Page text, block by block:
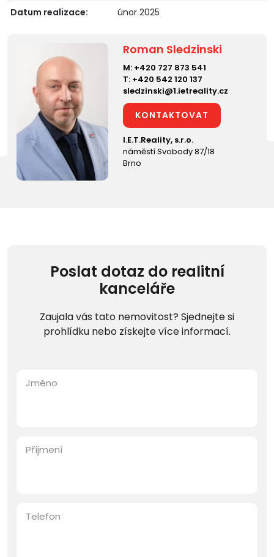
Datum realizace:
únor 2025
Roman Sledzinski
M: +420 727 873 541
T: +420 542 120 137
sledzinski@1.ietreality.cz
KONTAKTOVAT
I.E.T.Reality, s.r.o.
náměstí Svobody 87/18
Brno
Poslat dotaz do realitní
kanceláře
Zaujala vás tato nemovitost? Sjednejte si
prohlídku nebo získejte více informací.
Jméno
Příjmení
Telefon